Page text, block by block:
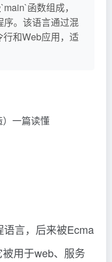
函数组成，
序。该语言通过混
和Web应用，适
言，后来被Ecma
用于web、服务